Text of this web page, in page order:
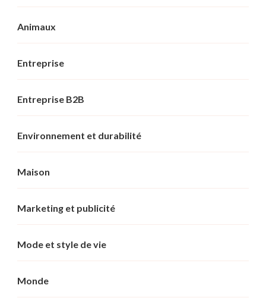
Animaux
Entreprise
Entreprise B2B
Environnement et durabilité
Maison
Marketing et publicité
Mode et style de vie
Monde